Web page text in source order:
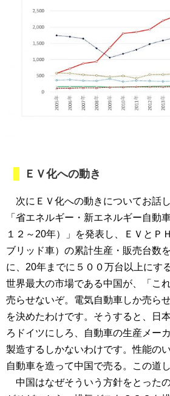
ＥＶ化への動き
次にＥＶ化への動きについてお話
「省エネルギー・新エネルギー自動
１２～20年）」を発表し、ＥＶとＰ
ブリッド車）の累計生産・販売台数
に、20年までに５００万台以上にす
世界最大の市場である中国が、「こ
売らせないぞ。電気自動車しか売ら
を決めたわけです。そうすると、日
ろドイツにしろ、自動車の生産メー
製造するしかないわけです。性能の
自動車を造って中国で売る。この道
中国はなぜそういう方針をとった